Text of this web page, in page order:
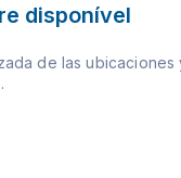
disponível
de las ubicaciones